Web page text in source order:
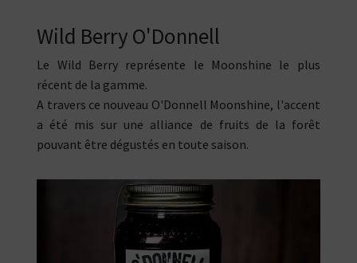
Wild Berry O'Donnell
Le Wild Berry représente le Moonshine le plus
récent de la gamme.
A travers ce nouveau O'Donnell Moonshine, l'accent
a été mis sur une alliance de fruits de la forêt
pouvant être dégustés en toute saison.